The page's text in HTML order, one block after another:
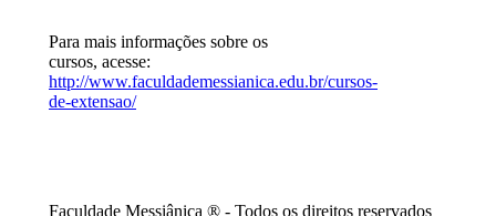
Para mais informações sobre os
cursos, acesse:
http://www.faculdademessianica.edu.br/cursos-
de-extensao/
Faculdade Messiânica ® - Todos os direitos reservados